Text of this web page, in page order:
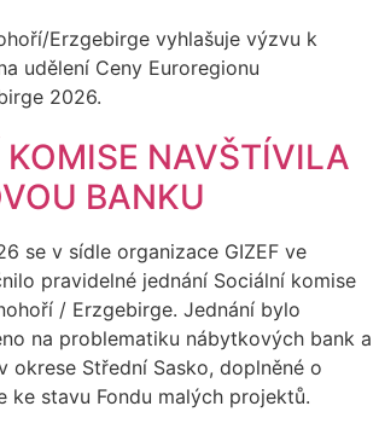
Erzgebirge vyhlašuje výzvu k
udělení Ceny Euroregionu
2026.
NAVŠTÍVILA
BANKU
se v sídle organizace GIZEF ve
pravidelné jednání Sociální komise
/ Erzgebirge. Jednání bylo
na problematiku nábytkových bank a
okrese Střední Sasko, doplněné o
ke stavu Fondu malých projektů.